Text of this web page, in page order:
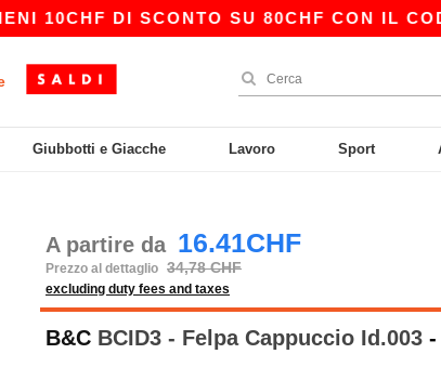
DI SCONTO SU 80CHF CON IL CODICE
Giubbotti e Giacche Lavoro Sport
A partire da 16.41CHF
Prezzo al dettaglio 34,78 CHF
excluding duty fees and taxes
B&C BCID3 - Felpa Cappuccio Id.003 -